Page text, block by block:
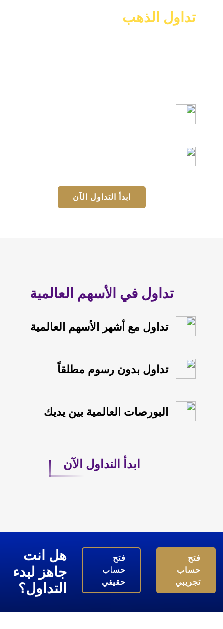
تداول الذهب
ابدأ التداول الآن
تداول في الأسهم العالمية
تداول مع أشهر الأسهم العالمية
تداول بدون رسوم مطلقاً
البورصات العالمية بين يديك
ابدأ التداول الآن
فتح
حساب
تجريبي
فتح
حساب
حقيقي
هل انت
جاهز لبدء
التداول؟